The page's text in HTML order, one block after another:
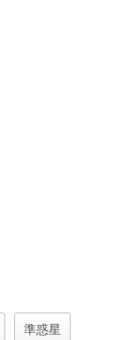
準惑星